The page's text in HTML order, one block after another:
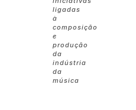
ligadas
à
composição
e
produção
da
indústria
da
música